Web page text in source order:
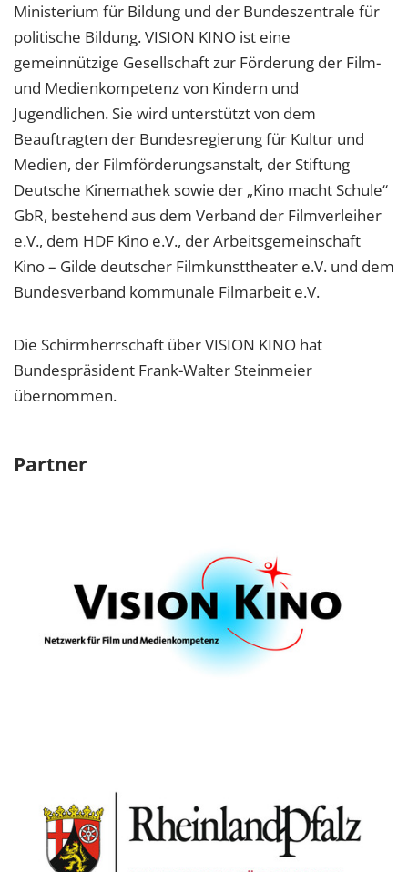
Ministerium für Bildung und der Bundeszentrale für
politische Bildung. VISION KINO ist eine
gemeinnützige Gesellschaft zur Förderung der Film-
und Medienkompetenz von Kindern und
Jugendlichen. Sie wird unterstützt von dem
Beauftragten der Bundesregierung für Kultur und
Medien, der Filmförderungsanstalt, der Stiftung
Deutsche Kinemathek sowie der „Kino macht Schule“
GbR, bestehend aus dem Verband der Filmverleiher
e.V., dem HDF Kino e.V., der Arbeitsgemeinschaft
Kino – Gilde deutscher Filmkunsttheater e.V. und dem
Bundesverband kommunale Filmarbeit e.V.
Die Schirmherrschaft über VISION KINO hat
Bundespräsident Frank-Walter Steinmeier
übernommen.
Partner